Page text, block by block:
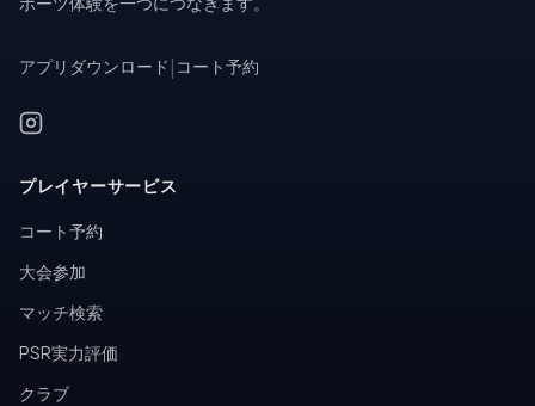
アプリダウンロード コート予約
プレイヤーサービス
コート予約
大会参加
マッチ検索
PSR実力評価
クラブ